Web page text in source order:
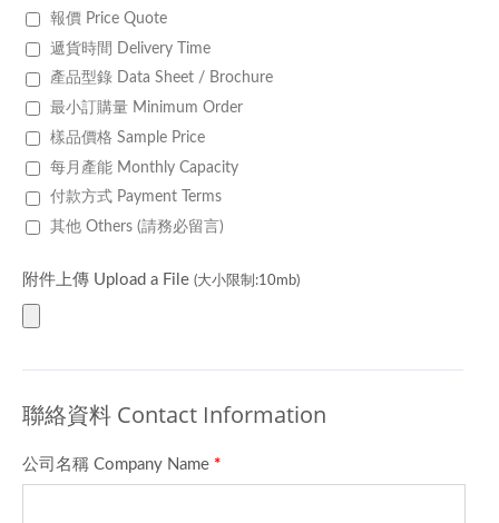
報價 Price Quote
遞貨時間 Delivery Time
產品型錄 Data Sheet / Brochure
最小訂購量 Minimum Order
樣品價格 Sample Price
每月產能 Monthly Capacity
付款方式 Payment Terms
其他 Others (請務必留言)
附件上傳 Upload a File (大小限制:10mb)
聯絡資料 Contact Information
公司名稱 Company Name *